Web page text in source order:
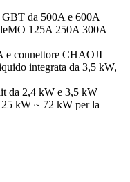
da 500A e 600A
125A 250A 300A
e connettore CHAOJI
integrata da 3,5 kW,
da 2,4 kW e 3,5 kW
kW ~ 72 kW per la